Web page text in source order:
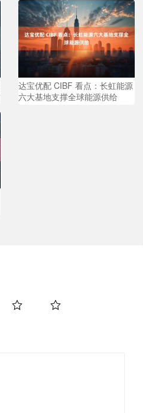
达宝优配 CIBF 看点：长虹能源
六大基地支撑全球能源供给